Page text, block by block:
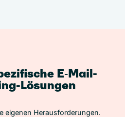
E‑Mail-
Lösungen
eigenen Herausforderungen.